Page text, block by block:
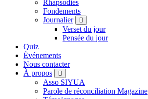
Rhapsodies
Fondements
Journalier
Verset du jour
Pensée du jour
Quiz
Événements
Nous contacter
À propos
Asso SIYUA
Parole de réconciliation Magazine